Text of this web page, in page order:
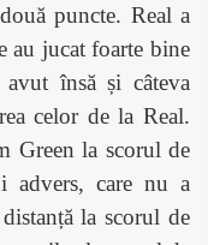
puncte. Real a
au jucat foarte bine
însă și câteva
celor de la Real.
Green la scorul de
advers, care nu a
la scorul de